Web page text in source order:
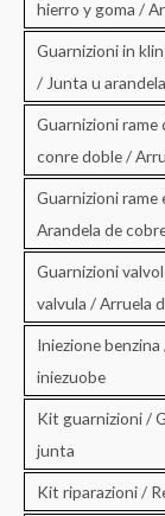
hierro y goma /
Guarnizioni in
/ Junta u
Guarnizioni rame
conre doble /
Guarnizioni rame
Arandela de
Guarnizioni
valvula / Arruela
Iniezione
iniezuobe
Kit guarnizioni /
junta
Kit riparazioni /